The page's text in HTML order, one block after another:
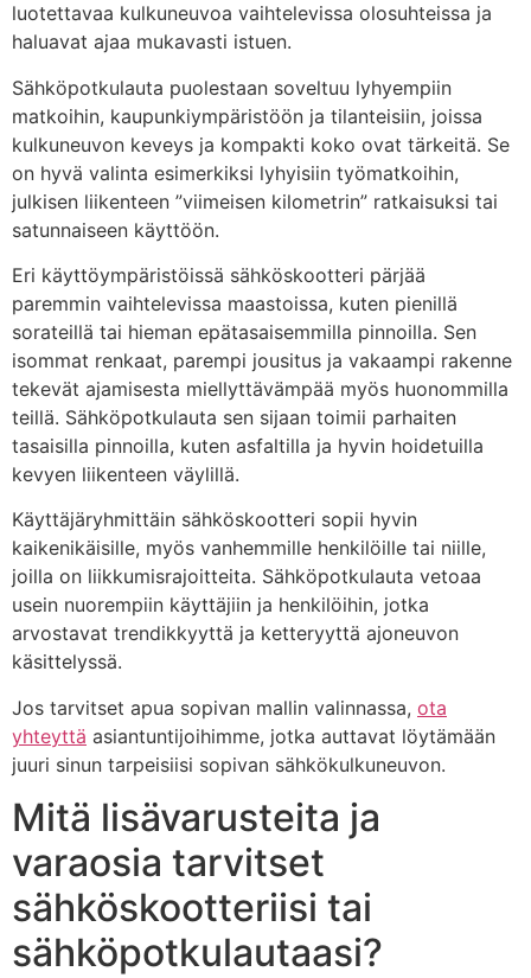
luotettavaa kulkuneuvoa vaihtelevissa olosuhteissa ja
haluavat ajaa mukavasti istuen.
Sähköpotkulauta puolestaan soveltuu lyhyempiin
matkoihin, kaupunkiympäristöön ja tilanteisiin, joissa
kulkuneuvon keveys ja kompakti koko ovat tärkeitä. Se
on hyvä valinta esimerkiksi lyhyisiin työmatkoihin,
julkisen liikenteen ”viimeisen kilometrin” ratkaisuksi tai
satunnaiseen käyttöön.
Eri käyttöympäristöissä sähköskootteri pärjää
paremmin vaihtelevissa maastoissa, kuten pienillä
sorateillä tai hieman epätasaisemmilla pinnoilla. Sen
isommat renkaat, parempi jousitus ja vakaampi rakenne
tekevät ajamisesta miellyttävämpää myös huonommilla
teillä. Sähköpotkulauta sen sijaan toimii parhaiten
tasaisilla pinnoilla, kuten asfaltilla ja hyvin hoidetuilla
kevyen liikenteen väylillä.
Käyttäjäryhmittäin sähköskootteri sopii hyvin
kaikenikäisille, myös vanhemmille henkilöille tai niille,
joilla on liikkumisrajoitteita. Sähköpotkulauta vetoaa
usein nuorempiin käyttäjiin ja henkilöihin, jotka
arvostavat trendikkyyttä ja ketteryyttä ajoneuvon
käsittelyssä.
Jos tarvitset apua sopivan mallin valinnassa, ota
yhteyttä asiantuntijoihimme, jotka auttavat löytämään
juuri sinun tarpeisiisi sopivan sähkökulkuneuvon.
Mitä lisävarusteita ja
varaosia tarvitset
sähköskootteriisi tai
sähköpotkulautaasi?